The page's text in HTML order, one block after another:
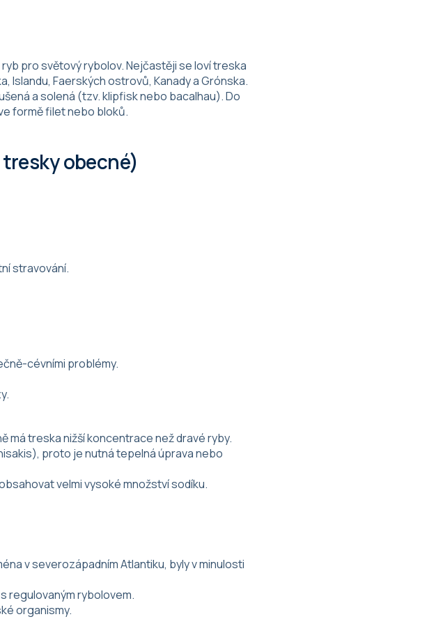
pro světový rybolov. Nejčastěji se loví treska
Islandu, Faerských ostrovů, Kanady a Grónska.
a solená (tzv. klipfisk nebo bacalhau). Do
formě filet nebo bloků.
obecné)
stravování.
cévními problémy.
má treska nižší koncentrace než dravé ryby.
proto je nutná tepelná úprava nebo
velmi vysoké množství sodíku.
v severozápadním Atlantiku, byly v minulosti
regulovaným rybolovem.
organismy.